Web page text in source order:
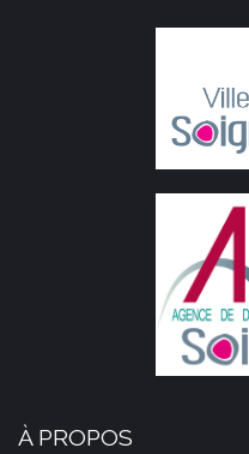
À PROPOS